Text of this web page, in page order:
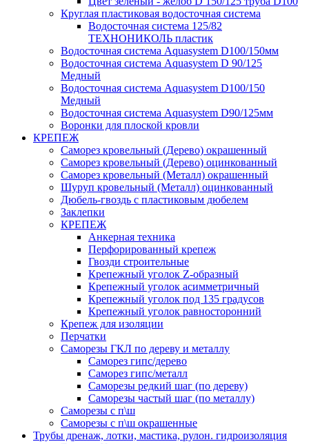
Круглая пластиковая водосточная система
Водосточная система 125/82
ТЕХНОНИКОЛЬ пластик
Водосточная система Aquasystem D100/150мм
Водосточная система Aquasystem D 90/125
Медный
Водосточная система Aquasystem D100/150
Медный
Водосточная система Aquasystem D90/125мм
Воронки для плоской кровли
КРЕПЕЖ
Саморез кровельный (Дерево) окрашенный
Саморез кровельный (Дерево) оцинкованный
Саморез кровельный (Металл) окрашенный
Шуруп кровельный (Металл) оцинкованный
Дюбель-гвоздь с пластиковым дюбелем
Заклепки
КРЕПЕЖ
Анкерная техника
Перфорированный крепеж
Гвозди строительные
Крепежный уголок Z-образный
Крепежный уголок асимметричный
Крепежный уголок под 135 градусов
Крепежный уголок равносторонний
Крепеж для изоляции
Перчатки
Саморезы ГКЛ по дереву и металлу
Саморез гипс/дерево
Саморез гипс/металл
Саморезы редкий шаг (по дереву)
Саморезы частый шаг (по металлу)
Саморезы с п\ш
Саморезы с п\ш окрашенные
Трубы дренаж, лотки, мастика, рулон. гидроизоляция